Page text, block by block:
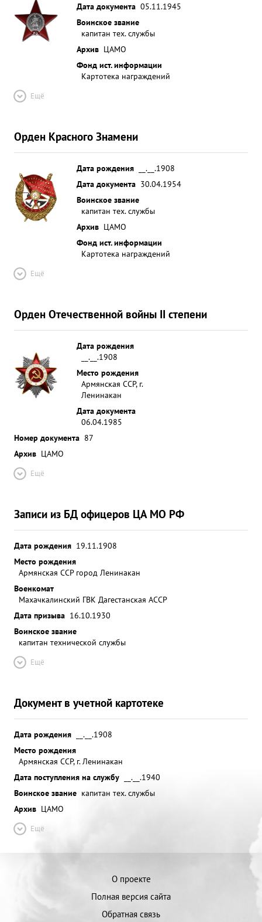
Дата документа 05.11.1945
Воинское звание
капитан тех. службы
Архив ЦАМО
Фонд ист. информации
Картотека награждений
Ещё
Орден Красного Знамени
Дата рождения
__.__.1908
Дата документа 30.04.1954
Воинское звание
капитан тех. службы
Архив ЦАМО
Фонд ист. информации
Картотека награждений
Ещё
Орден Отечественной войны II степени
Дата рождения
__.__.1908
Место рождения
Армянская ССР, г.
Ленинакан
Дата документа
06.04.1985
Номер документа 87
Архив ЦАМО
Ещё
Записи из БД офицеров ЦА МО РФ
Дата рождения 19.11.1908
Место рождения
Армянская ССР город Ленинакан
Военкомат
Махачкалинский ГВК Дагестанская АССР
Дата призыва 16.10.1930
Воинское звание
капитан технической службы
Ещё
Документ в учетной картотеке
Дата рождения
__.__.1908
Место рождения
Армянская ССР, г. Ленинакан
Дата поступления на службу
__.__.1940
Воинское звание капитан тех. службы
Архив ЦАМО
Ещё
О проекте
Полная версия сайта
Обратная связь